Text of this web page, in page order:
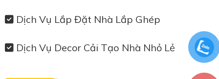
Dịch Vụ Lắp Đặt Nhà Lắp Ghép
Dịch Vụ Decor Cải Tạo Nhà Nhỏ Lẻ